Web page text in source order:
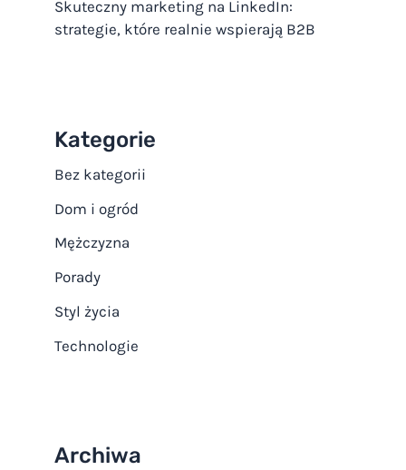
Skuteczny marketing na LinkedIn:
strategie, które realnie wspierają B2B
Kategorie
Bez kategorii
Dom i ogród
Mężczyzna
Porady
Styl życia
Technologie
Archiwa